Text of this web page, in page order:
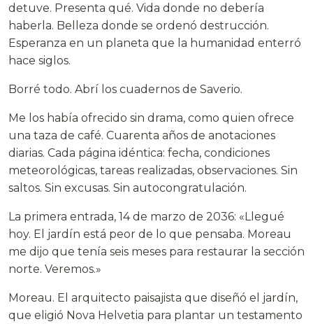
detuve. Presenta qué. Vida donde no debería
haberla. Belleza donde se ordenó destrucción.
Esperanza en un planeta que la humanidad enterró
hace siglos.
Borré todo. Abrí los cuadernos de Saverio.
Me los había ofrecido sin drama, como quien ofrece
una taza de café. Cuarenta años de anotaciones
diarias. Cada página idéntica: fecha, condiciones
meteorológicas, tareas realizadas, observaciones. Sin
saltos. Sin excusas. Sin autocongratulación.
La primera entrada, 14 de marzo de 2036: «Llegué
hoy. El jardín está peor de lo que pensaba. Moreau
me dijo que tenía seis meses para restaurar la sección
norte. Veremos.»
Moreau. El arquitecto paisajista que diseñó el jardín,
que eligió Nova Helvetia para plantar un testamento